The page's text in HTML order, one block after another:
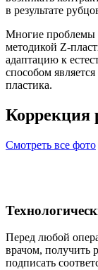
в результате
Многие проблемы
методикой Z-
адаптацию к
способом
пластика.
Смотреть все фото
Перед любой
врачом, получить
подписать